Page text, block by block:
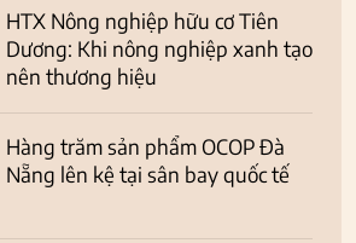
HTX Nông nghiệp hữu cơ Tiên
Dương: Khi nông nghiệp xanh tạo
nên thương hiệu
Hàng trăm sản phẩm OCOP Đà
Nẵng lên kệ tại sân bay quốc tế